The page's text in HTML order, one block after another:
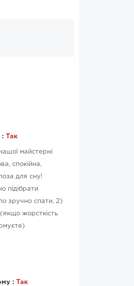
: Так
майстерні
спокійна,
для сну!
підібрати
зручно спати, 2)
жорсткість
: Так